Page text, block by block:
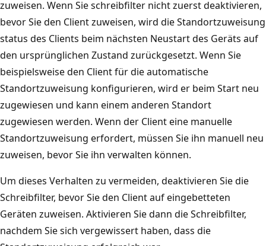
zuweisen. Wenn Sie schreibfilter nicht zuerst deaktivieren,
bevor Sie den Client zuweisen, wird die Standortzuweisung
status des Clients beim nächsten Neustart des Geräts auf
den ursprünglichen Zustand zurückgesetzt. Wenn Sie
beispielsweise den Client für die automatische
Standortzuweisung konfigurieren, wird er beim Start neu
zugewiesen und kann einem anderen Standort
zugewiesen werden. Wenn der Client eine manuelle
Standortzuweisung erfordert, müssen Sie ihn manuell neu
zuweisen, bevor Sie ihn verwalten können.
Um dieses Verhalten zu vermeiden, deaktivieren Sie die
Schreibfilter, bevor Sie den Client auf eingebetteten
Geräten zuweisen. Aktivieren Sie dann die Schreibfilter,
nachdem Sie sich vergewissert haben, dass die